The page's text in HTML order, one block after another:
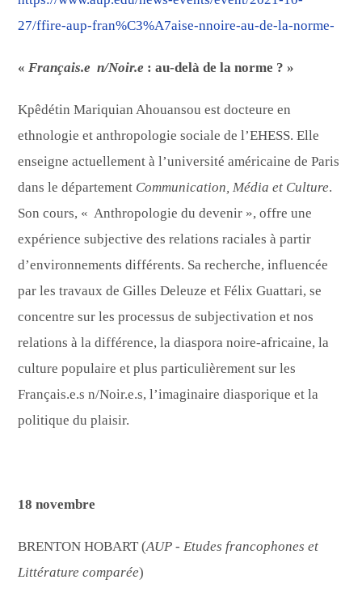
27/ffire-aup-fran%C3%A7aise-nnoire-au-de-la-norme-
« Français.e n/Noir.e : au-delà de la norme ? »
Kpêdétin Mariquian Ahouansou est docteure en
ethnologie et anthropologie sociale de l’EHESS. Elle
enseigne actuellement à l’université américaine de Paris
dans le département Communication, Média et Culture.
Son cours, « Anthropologie du devenir », offre une
expérience subjective des relations raciales à partir
d’environnements différents. Sa recherche, influencée
par les travaux de Gilles Deleuze et Félix Guattari, se
concentre sur les processus de subjectivation et nos
relations à la différence, la diaspora noire-africaine, la
culture populaire et plus particulièrement sur les
Français.e.s n/Noir.e.s, l’imaginaire diasporique et la
politique du plaisir.
18 novembre
BRENTON HOBART (AUP - Etudes francophones et
Littérature comparée)